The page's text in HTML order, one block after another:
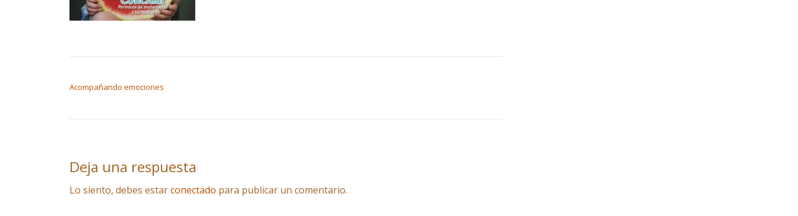
Acompañando emociones
Deja una respuesta
Lo siento, debes estarconectado para publicar un comentario.